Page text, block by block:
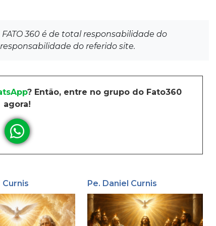
360 é de total responsabilidade do
do referido site.
? Então, entre no grupo do Fato360
agora!
Curnis Pe. Daniel Curnis